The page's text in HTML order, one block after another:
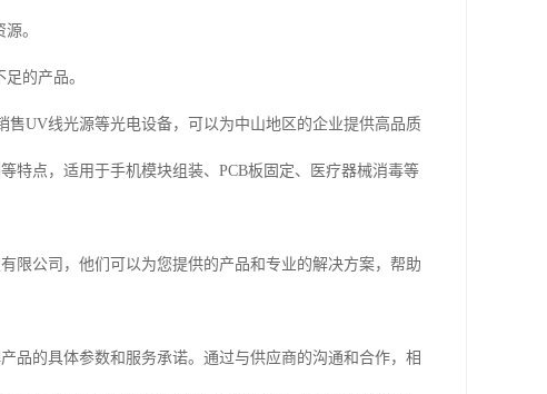
。
的产品。
UV线光源等光电设备，可以为中山地区的企业提供高品质
特点，适用于手机模块组装、PCB板固定、医疗器械消毒等
限公司，他们可以为您提供的产品和专业的解决方案，帮助
品的具体参数和服务承诺。通过与供应商的沟通和合作，相